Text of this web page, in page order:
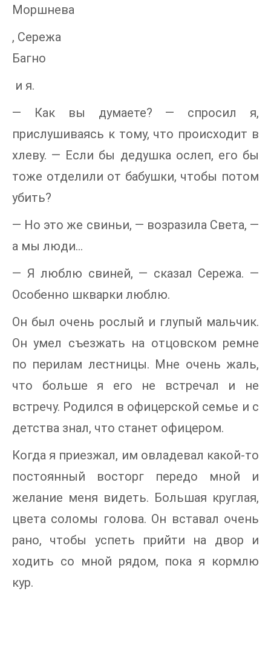
Моршнева
, Сережа
Багно
и я.
— Как вы думаете? — спросил я,
прислушиваясь к тому, что происходит в
хлеву. — Если бы дедушка ослеп, его бы
тоже отделили от бабушки, чтобы потом
убить?
— Но это же свиньи, — возразила Света, —
а мы люди…
— Я люблю свиней, — сказал Сережа. —
Особенно шкварки люблю.
Он был очень рослый и глупый мальчик.
Он умел съезжать на отцовском ремне
по перилам лестницы. Мне очень жаль,
что больше я его не встречал и не
встречу. Родился в офицерской семье и с
детства знал, что станет офицером.
Когда я приезжал, им овладевал какой-то
постоянный восторг передо мной и
желание меня видеть. Большая круглая,
цвета соломы голова. Он вставал очень
рано, чтобы успеть прийти на двор и
ходить со мной рядом, пока я кормлю
кур.